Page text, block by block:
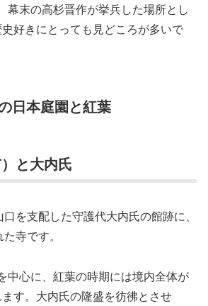
幕末の高杉晋作が挙兵した場所とし
好きにとっても見どころが多いで
日本庭園と紅葉
と大内氏
を支配した守護代大内氏の館跡に、
寺です。
中心に、紅葉の時期には境内全体が
す。大内氏の隆盛を彷彿とさせ